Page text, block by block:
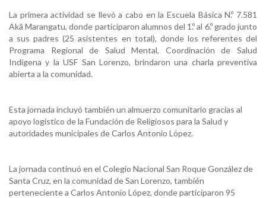
La primera actividad se llevó a cabo en la Escuela Básica N.º 7.581
Akã Marangatu, donde participaron alumnos del 1.º al 6.º grado junto
a sus padres (25 asistentes en total), donde los referentes del
Programa Regional de Salud Mental, Coordinación de Salud
Indígena y la USF San Lorenzo, brindaron una charla preventiva
abierta a la comunidad.
Esta jornada incluyó también un almuerzo comunitario gracias al
apoyo logístico de la Fundación de Religiosos para la Salud y
autoridades municipales de Carlos Antonio López.
La jornada continuó en el Colegio Nacional San Roque González de
Santa Cruz, en la comunidad de San Lorenzo, también
perteneciente a Carlos Antonio López, donde participaron 95